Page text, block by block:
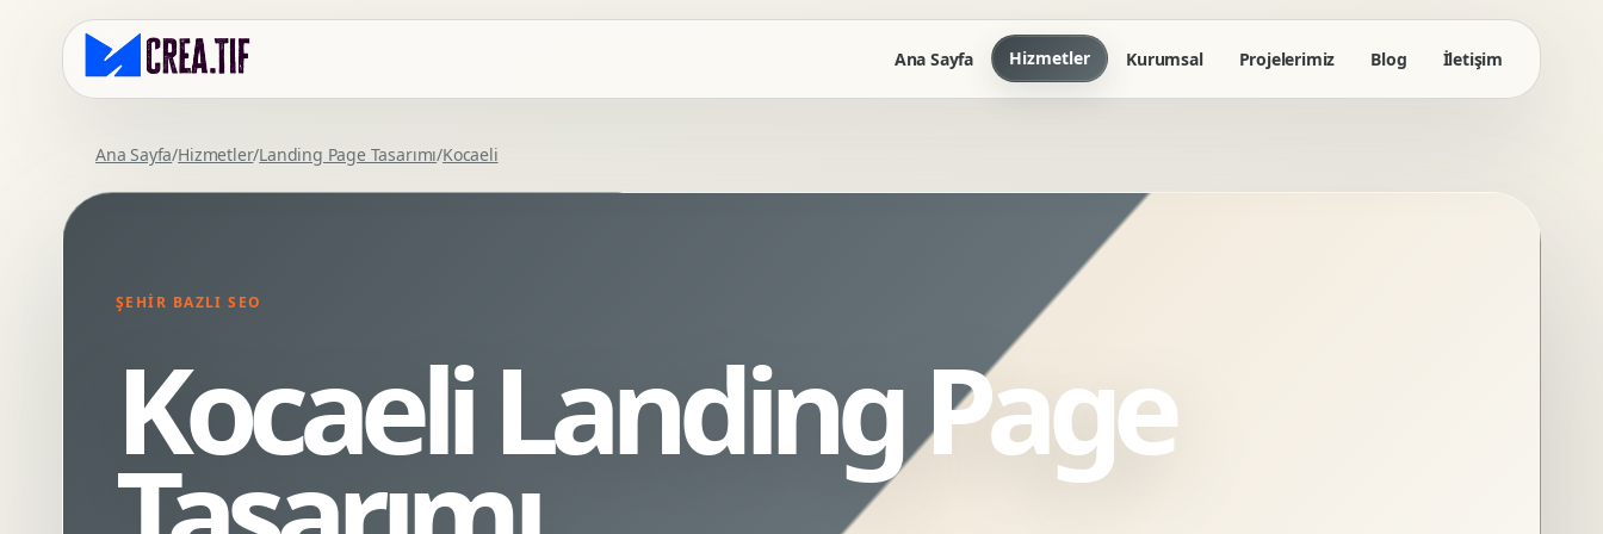
Ana Sayfa Hizmetler
Kurumsal Web Tasarim
SEO Uyumlu Web Tasarim
Webflow Web Tasarim
Framer Web Tasarim
Kurumsal Site Yenileme
Dashboard UI Tasarimi
Conversion UX Optimizasyonu
Kurumsal Dokuman Tasarimi
Ofis Ici Gorsel Kimlik
Kurumsal Katalog Tasarimi
Kurumsal Projelerimiz Blog İletişim
Ana Sayfa/Hizmetler/Landing Page Tasarımı/Kocaeli
ŞEHIR BAZLI SEO
Kocaeli Landing Page